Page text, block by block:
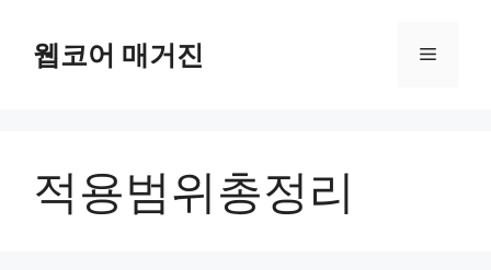
웹코어 매거진 메
적용범위총정리